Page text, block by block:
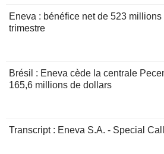
Eneva : bénéfice net de 523
trimestre
Brésil : Eneva cède la centrale
165,6 millions de dollars
Transcript : Eneva S.A. - Special Call